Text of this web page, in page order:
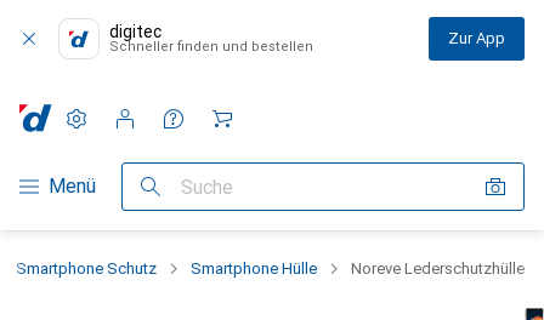
digitec
Schneller finden und bestellen Zur App
Navigation nach Kategorien
Menü Suche
Einstellungen
Kundenkonto
Vergleichslisten
Merklisten
Warenkorb
Smartphone Schutz Smartphone Hülle Noreve Lederschutzhülle